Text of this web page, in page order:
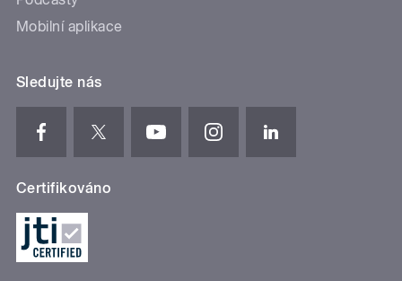
Mobilní aplikace
Sledujte nás
Certifikováno